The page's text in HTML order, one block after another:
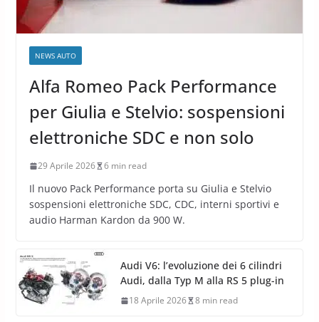
NEWS AUTO
Alfa Romeo Pack Performance
per Giulia e Stelvio: sospensioni
elettroniche SDC e non solo
29 Aprile 2026 6 min read
Il nuovo Pack Performance porta su Giulia e Stelvio
sospensioni elettroniche SDC, CDC, interni sportivi e
audio Harman Kardon da 900 W.
Audi V6: l’evoluzione dei 6 cilindri
Audi, dalla Typ M alla RS 5 plug-in
18 Aprile 2026 8 min read